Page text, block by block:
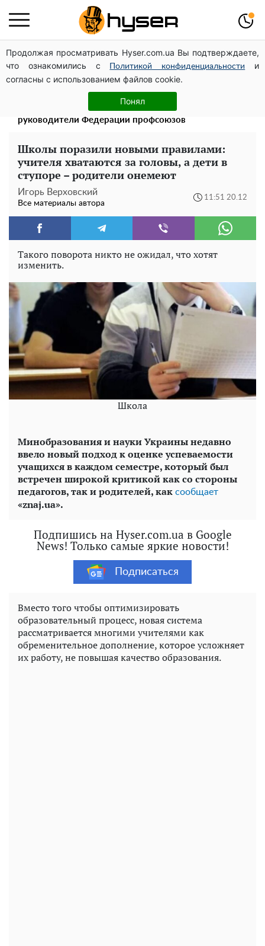
Продолжая просматривать Hyser.com.ua Вы подтверждаете,
что ознакомились с
Политикой конфиденциальности
и
согласны с использованием файлов cookie.
Понял
Дроны с наценкой: Александр Конотопский вывел
миллионы оборонного бюджета через фиктивную
фирму в Эстонии
Павел Прудников и его удивительная карьера от
актера в российском театре до номинанта в
руководители Федерации профсоюзов
Школы поразили новыми правилами:
учителя хватаются за головы, а дети в
ступоре – родители онемеют
Игорь Верховский
Все материалы автора
11:51 20.12
Такого поворота никто не ожидал, что хотят
изменить.
Школа
Минобразования и науки Украины недавно
ввело новый подход к оценке успеваемости
учащихся в каждом семестре, который был
встречен широкой критикой как со стороны
педагогов, так и родителей, как сообщает
«znaj.ua».
Подпишись на Hyser.com.ua в Google
News! Только самые яркие новости!
Подписаться
Вместо того чтобы оптимизировать
образовательный процесс, новая система
рассматривается многими учителями как
обременительное дополнение, которое усложняет
их работу, не повышая качество образования.